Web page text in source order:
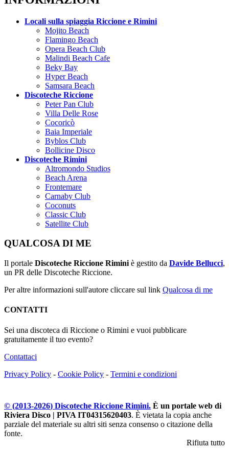
Locali sulla spiaggia Riccione e Rimini
Mojito Beach
Flamingo Beach
Opera Beach Club
Malindi Beach Cafe
Beky Bay
Hyper Beach
Samsara Beach
Discoteche Riccione
Peter Pan Club
Villa Delle Rose
Cocoricò
Baia Imperiale
Byblos Club
Bollicine Disco
Discoteche Rimini
Altromondo Studios
Beach Arena
Frontemare
Carnaby Club
Coconuts
Classic Club
Satellite Club
QUALCOSA DI ME
Il portale Discoteche Riccione Rimini è gestito da Davide Bellucci,
un PR delle Discoteche Riccione.
Per altre informazioni sull'autore cliccare sul link Qualcosa di me
CONTATTI
Sei una discoteca di Riccione o Rimini e vuoi pubblicare
gratuitamente il tuo evento?
Contattaci
Privacy Policy - Cookie Policy - Termini e condizioni
© (2013-2026) Discoteche Riccione Rimini. È un portale web di
Riviera Disco | PIVA IT04315620403. È vietata la copia anche
parziale del materiale su altri siti senza consenso o citazione della
fonte.
Rifiuta tutto